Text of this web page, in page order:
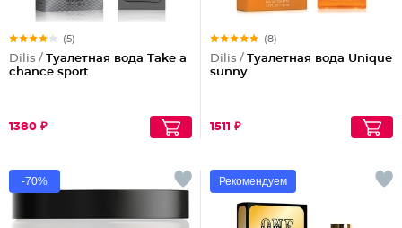
(5)
Dilis / Туалетная вода Take a
chance sport
1380 ₽
(8)
Dilis / Туалетная вода Unique
sunny
1511 ₽
-70% Рекомендуем